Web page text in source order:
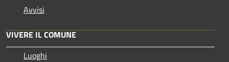
Avvisi
VIVERE IL COMUNE
Luoghi